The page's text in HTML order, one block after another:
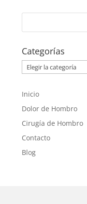
Categorías
Categorías
Inicio
Dolor de Hombro
Cirugía de Hombro
Contacto
Blog